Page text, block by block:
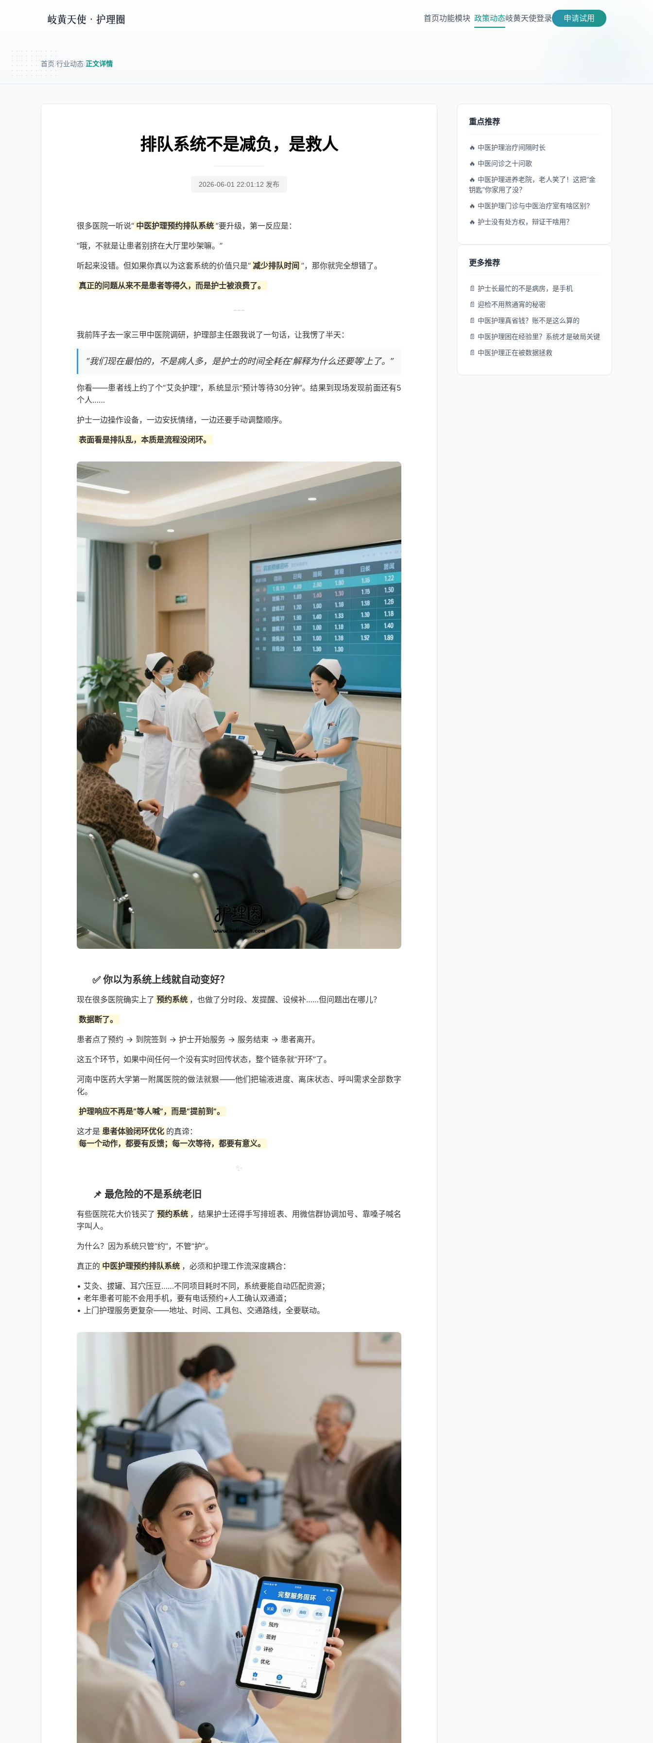
首页功能模块 政策动态岐黄天使登录 申请试用
首页/行业动态/正文详情
排队系统不是减负，是救人
2026-06-01 22:01:12 发布
很多医院一听说“ 中医护理预约排队系统 ”要升级，第一反应是：
“哦，不就是让患者别挤在大厅里吵架嘛。”
听起来没错。但如果你真以为这套系统的价值只是“ 减少排队时间 ”，那你就完全想错了。
真正的问题从来不是患者等得久，而是护士被浪费了。
---
我前阵子去一家三甲中医院调研，护理部主任跟我说了一句话，让我愣了半天：
“我们现在最怕的，不是病人多，是护士的时间全耗在‘解释为什么还要等’上了。”
你看——患者线上约了个“艾灸护理”，系统显示“预计等待30分钟”。结果到现场发现前面还有5
个人……
护士一边操作设备，一边安抚情绪，一边还要手动调整顺序。
表面看是排队乱，本质是流程没闭环。
✅ 你以为系统上线就自动变好？
现在很多医院确实上了 预约系统 ，也做了分时段、发提醒、设候补……但问题出在哪儿？
数据断了。
患者点了预约 → 到院签到 → 护士开始服务 → 服务结束 → 患者离开。
这五个环节，如果中间任何一个没有实时回传状态，整个链条就“开环”了。
河南中医药大学第一附属医院的做法就狠——他们把输液进度、离床状态、呼叫需求全部数字
化。
护理响应不再是“等人喊”，而是“提前到”。
这才是 患者体验闭环优化 的真谛：
每一个动作，都要有反馈；每一次等待，都要有意义。
✨
📌 最危险的不是系统老旧
有些医院花大价钱买了 预约系统 ，结果护士还得手写排班表、用微信群协调加号、靠嗓子喊名
字叫人。
为什么？因为系统只管“约”，不管“护”。
真正的 中医护理预约排队系统 ，必须和护理工作流深度耦合：
• 艾灸、拔罐、耳穴压豆……不同项目耗时不同，系统要能自动匹配资源；
• 老年患者可能不会用手机，要有电话预约+人工确认双通道；
• 上门护理服务更复杂——地址、时间、工具包、交通路线，全要联动。
重点推荐
🔥 中医护理治疗间隔时长
🔥 中医问诊之十问歌
🔥 中医护理进养老院，老人笑了！这把“金
钥匙”你家用了没？
🔥 中医护理门诊与中医治疗室有啥区别?
🔥 护士没有处方权，辩证干啥用？
更多推荐
📄 护士长最忙的不是病房，是手机
📄 迎检不用熬通宵的秘密
📄 中医护理真省钱？账不是这么算的
📄 中医护理困在经验里？系统才是破局关键
📄 中医护理正在被数据拯救